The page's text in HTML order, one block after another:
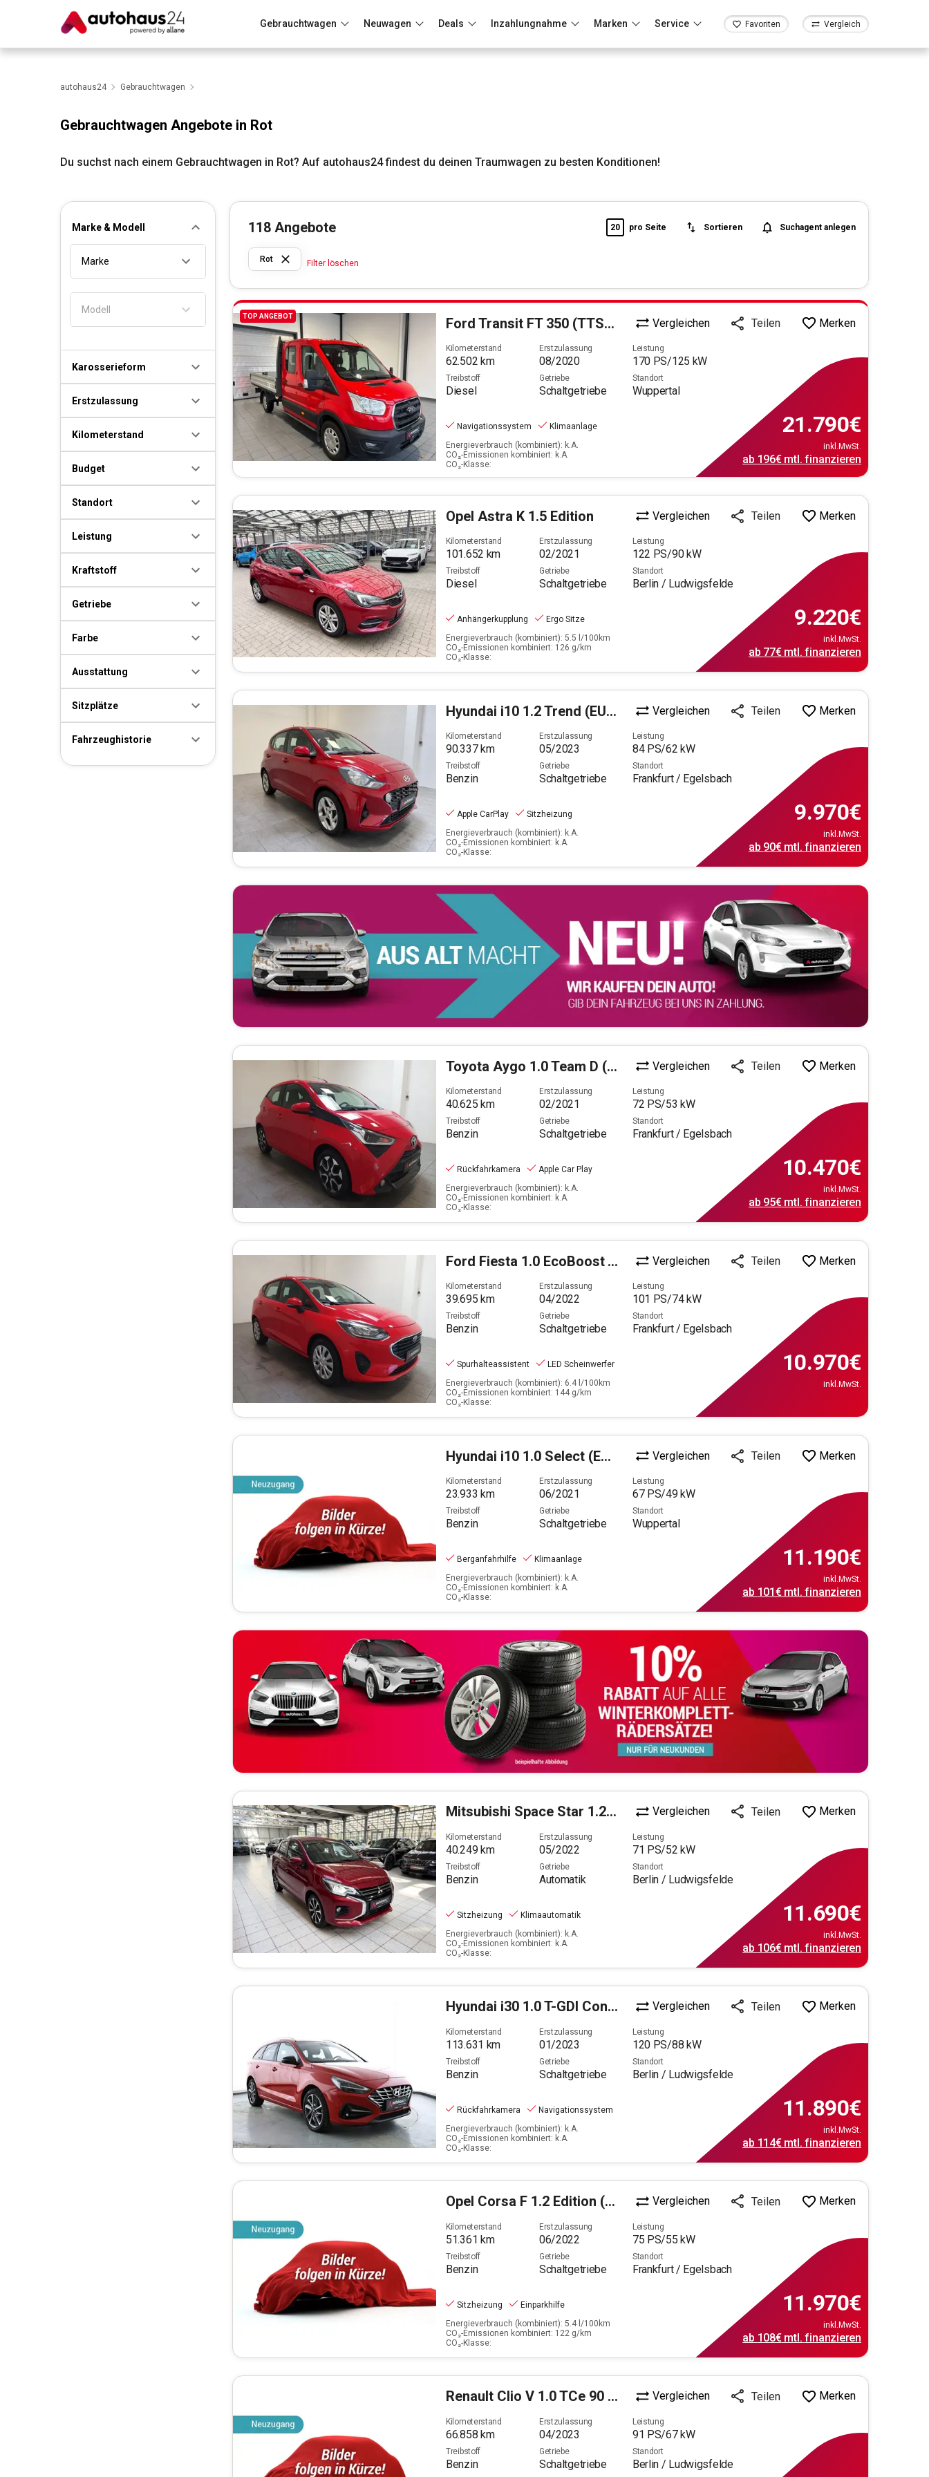
Gebrauchtwagen Neuwagen Deals Inzahlungnahme Marken Service Favoriten Vergleich
Wir bewerten dein AutoRund um die Inzahlungnahme
autohaus24 Gebrauchtwagen
Gebrauchtwagen Angebote in Rot
Du suchst nach einem Gebrauchtwagen in Rot? Auf autohaus24 findest du deinen Traumwagen zu besten Konditionen!
Marke & Modell
Marke
Modell
Karosserieform
Erstzulassung
Kilometerstand
Budget
Standort
Leistung
Kraftstoff
Getriebe
Farbe
Ausstattung
Sitzplätze
Fahrzeughistorie
118 Angebote 20 pro Seite Sortieren Suchagent anlegen
Rot Filter löschen
TOP ANGEBOT Ford Transit FT 350 (TTS) 2.0 TDCi DPF 350 L5 Trend RWD Vergleichen Teilen Merken
Kilometerstand
62.502 km
Erstzulassung
08/2020
Leistung
170 PS/125 kW
Treibstoff
Diesel
Getriebe
Schaltgetriebe
Standort
Wuppertal
Navigationssystem
Klimaanlage
Energieverbrauch (kombiniert): k.A.
CO₂-Emissionen kombiniert: k.A.
CO₂-Klasse:
21.790€
inkl.MwSt.
ab 196€mtl. finanzieren
Opel Astra K 1.5 Edition Vergleichen Teilen Merken
Kilometerstand
101.652 km
Erstzulassung
02/2021
Leistung
122 PS/90kW
Treibstoff
Diesel
Getriebe
Schaltgetriebe
Standort
Berlin / Ludwigsfelde
Anhängerkupplung
Ergo Sitze
Energieverbrauch (kombiniert): 5.5 l/100km
CO₂-Emissionen kombiniert: 126 g/km
CO₂-Klasse:
9.220€
inkl.MwSt.
ab 77€mtl. finanzieren
Hyundai i10 1.2 Trend (EURO 6d) Vergleichen Teilen Merken
Kilometerstand
90.337km
Erstzulassung
05/2023
Leistung
84PS/62 kW
Treibstoff
Benzin
Getriebe
Schaltgetriebe
Standort
Frankfurt / Egelsbach
Apple CarPlay
Sitzheizung
Energieverbrauch (kombiniert): k.A.
CO₂-Emissionen kombiniert: k.A.
CO₂-Klasse:
9.970€
inkl.MwSt.
ab 90€mtl. finanzieren
Toyota Aygo 1.0 Team D (EURO 6d) Vergleichen Teilen Merken
Kilometerstand
40.625 km
Erstzulassung
02/2021
Leistung
72 PS/53 kW
Treibstoff
Benzin
Getriebe
Schaltgetriebe
Standort
Frankfurt / Egelsbach
Rückfahrkamera
Apple Car Play
Energieverbrauch (kombiniert): k.A.
CO₂-Emissionen kombiniert: k.A.
CO₂-Klasse:
10.470€
inkl.MwSt.
ab 95€mtl. finanzieren
Ford Fiesta 1.0 EcoBoost Trend (EURO 6d) Vergleichen Teilen Merken
Kilometerstand
39.695 km
Erstzulassung
04/2022
Leistung
101 PS/74kW
Treibstoff
Benzin
Getriebe
Schaltgetriebe
Standort
Frankfurt / Egelsbach
Spurhalteassistent
LED Scheinwerfer
Energieverbrauch (kombiniert): 6.4 l/100km
CO₂-Emissionen kombiniert: 144 g/km
CO₂-Klasse:
10.970€
inkl.MwSt.
Hyundai i10 1.0 Select (EURO 6d) Vergleichen Teilen Merken
Kilometerstand
23.933 km
Erstzulassung
06/2021
Leistung
67PS/49kW
Treibstoff
Benzin
Getriebe
Schaltgetriebe
Standort
Wuppertal
Berganfahrhilfe
Klimaanlage
Energieverbrauch (kombiniert): k.A.
CO₂-Emissionen kombiniert: k.A.
CO₂-Klasse:
11.190€
inkl.MwSt.
ab 101€mtl. finanzieren
Mitsubishi Space Star 1.2 (EURO6d) Vergleichen Teilen Merken
Kilometerstand
40.249km
Erstzulassung
05/2022
Leistung
71 PS/52 kW
Treibstoff
Benzin
Getriebe
Automatik
Standort
Berlin / Ludwigsfelde
Sitzheizung
Klimaautomatik
Energieverbrauch (kombiniert): k.A.
CO₂-Emissionen kombiniert: k.A.
CO₂-Klasse:
11.690€
inkl.MwSt.
ab 106€mtl. finanzieren
Hyundai i30 1.0 T-GDI Connect & Go (EURO 6d)(OPF) Vergleichen Teilen Merken
Kilometerstand
113.631 km
Erstzulassung
01/2023
Leistung
120 PS/88 kW
Treibstoff
Benzin
Getriebe
Schaltgetriebe
Standort
Berlin / Ludwigsfelde
Rückfahrkamera
Navigationssystem
Energieverbrauch (kombiniert): k.A.
CO₂-Emissionen kombiniert: k.A.
CO₂-Klasse:
11.890€
inkl.MwSt.
ab 114€mtl. finanzieren
Opel Corsa F 1.2 Edition (EURO 6d) Vergleichen Teilen Merken
Kilometerstand
51.361 km
Erstzulassung
06/2022
Leistung
75 PS/55 kW
Treibstoff
Benzin
Getriebe
Schaltgetriebe
Standort
Frankfurt / Egelsbach
Sitzheizung
Einparkhilfe
Energieverbrauch (kombiniert): 5.4 l/100km
CO₂-Emissionen kombiniert: 122 g/km
CO₂-Klasse:
11.970€
inkl.MwSt.
ab 108€mtl. finanzieren
Renault Clio V 1.0 TCe 90 Equilibre (EURO 6d) Vergleichen Teilen Merken
Kilometerstand
66.858 km
Erstzulassung
04/2023
Leistung
91 PS/67kW
Treibstoff
Benzin
Getriebe
Schaltgetriebe
Standort
Berlin / Ludwigsfelde